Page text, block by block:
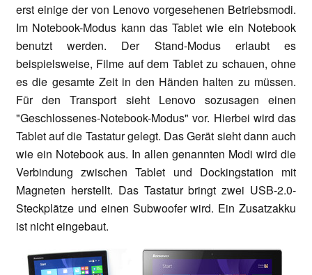
erst einige der von Lenovo vorgesehenen Betriebsmodi.
Im Notebook-Modus kann das Tablet wie ein Notebook
benutzt werden. Der Stand-Modus erlaubt es
beispielsweise, Filme auf dem Tablet zu schauen, ohne
es die gesamte Zeit in den Händen halten zu müssen.
Für den Transport sieht Lenovo sozusagen einen
"Geschlossenes-Notebook-Modus" vor. Hierbei wird das
Tablet auf die Tastatur gelegt. Das Gerät sieht dann auch
wie ein Notebook aus. In allen genannten Modi wird die
Verbindung zwischen Tablet und Dockingstation mit
Magneten herstellt. Das Tastatur bringt zwei USB-2.0-
Steckplätze und einen Subwoofer wird. Ein Zusatzakku
ist nicht eingebaut.